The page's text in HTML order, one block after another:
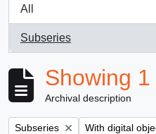
All
Subseries
, 1 results
Showing
Archival description
Remove filter:
Subseries Remove filter:
With digital